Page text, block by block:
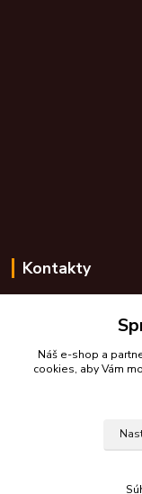
Kontakty
+421 948 776
Náš e-shop a
cookies, aby Vám